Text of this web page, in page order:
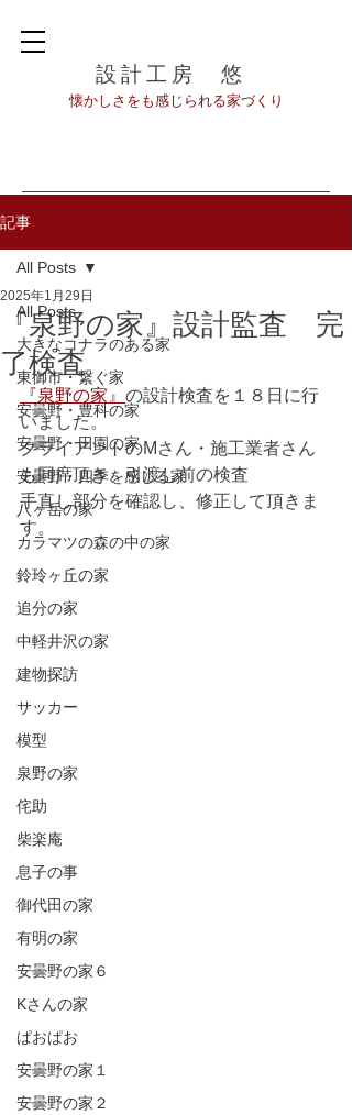
設計工房 悠
​懐かしさをも感じられる家づくり
記事
All Posts
大きなコナラのある家
東御市・繋ぐ家
安曇野・豊科の家
安曇野・田園の家
安曇野・四季を感じる家
八ヶ岳の家
カラマツの森の中の家
鈴玲ヶ丘の家
追分の家
中軽井沢の家
建物探訪
サッカー
模型
泉野の家
侘助
柴楽庵
息子の事
御代田の家
有明の家
安曇野の家６
Kさんの家
ぱおぱお
安曇野の家１
安曇野の家２
All Posts
『泉野の家』設計監査 完
了検査
2025年1月29日
『泉野の家』 の設計検査を１８日に行
いました。
クライアントのMさん・施工業者さん
も同席頂き、引渡し前の検査
手直し部分を確認し、修正して頂きま
す。